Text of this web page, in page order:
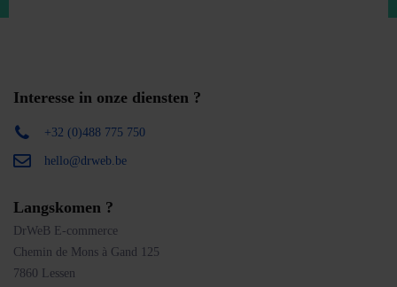
Interesse in onze diensten ?
+32 (0)488 775 750
hello@drweb.be
Langskomen ?
DrWeB E-commerce
Chemin de Mons à Gand 125
7860 Lessen